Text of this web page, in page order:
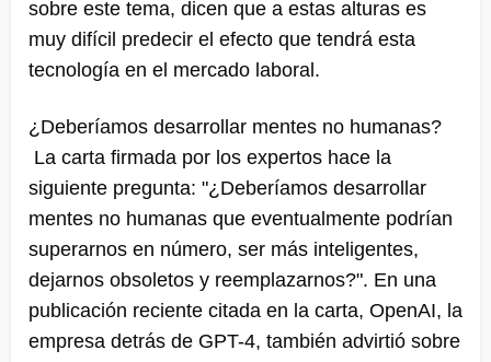
sobre este tema, dicen que a estas alturas es
muy difícil predecir el efecto que tendrá esta
tecnología en el mercado laboral.
¿Deberíamos desarrollar mentes no humanas?
La carta firmada por los expertos hace la
siguiente pregunta: "¿Deberíamos desarrollar
mentes no humanas que eventualmente podrían
superarnos en número, ser más inteligentes,
dejarnos obsoletos y reemplazarnos?". En una
publicación reciente citada en la carta, OpenAI, la
empresa detrás de GPT-4, también advirtió sobre